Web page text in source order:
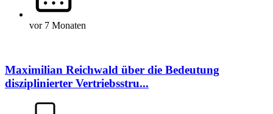
vor 7 Monaten
Maximilian Reichwald über die Bedeutung
disziplinierter Vertriebsstru...